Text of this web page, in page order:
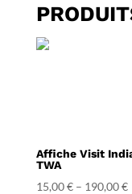
Affiche Visit
TWA
15,00€– 190,00€